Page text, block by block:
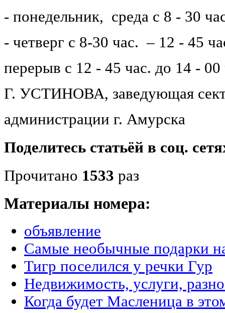
- понедельник, среда с 8 - 30
- четверг с 8-30 час. – 12 - 45
перерыв с 12 - 45 час. до 14 -
Г. УСТИНОВА, заведующая
администрации г.
Поделитесь статьёй в соц.
Прочитано 1533 раз
Материалы номера:
объявление
Самые необычные подарки
Тигр поселился у речки Гур
Недвижимость, услуги,
Когда будет Масленица в